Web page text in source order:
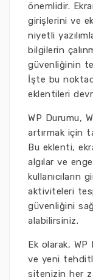
önemlidir.
girişlerini ve
niyetli
bilgilerin
güvenliğinin
İşte bu
eklentileri
WP Durumu,
artırmak için
Bu eklenti,
algılar ve
kullanıcıların
aktiviteleri
güvenliğini
alabilirsiniz.
Ek olarak,
ve yeni
sitenizin her